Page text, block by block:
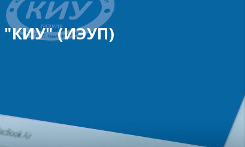
(ИЭУП)